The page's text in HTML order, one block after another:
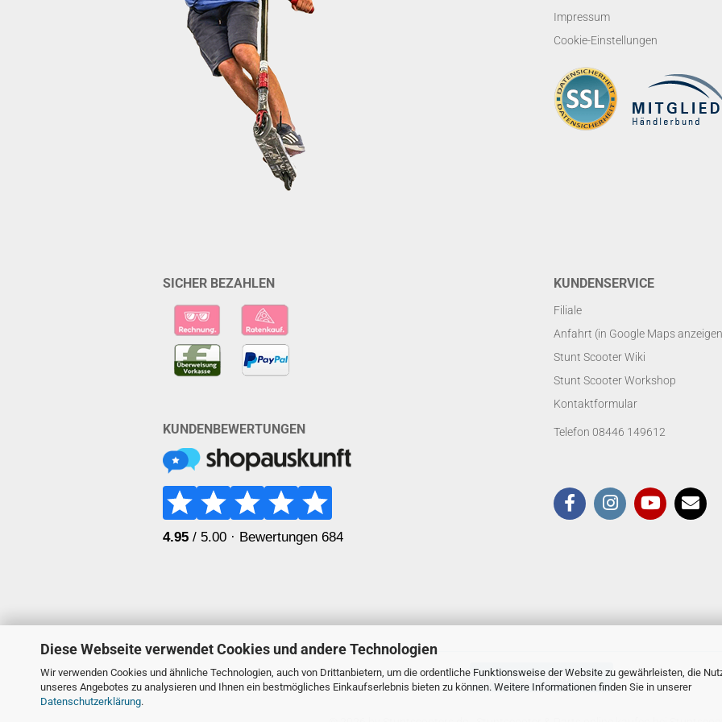
Diese Webseite verwendet Cookies und andere Technologien
Wir verwenden Cookies und ähnliche Technologien, auch von Drittanbietern, um die ordentliche Funktionsweise der Website zu gewährleisten, die
unseres Angebotes zu analysieren und Ihnen ein bestmögliches Einkaufserlebnis bieten zu können. Weitere Informationen finden Sie in unserer
Datenschutzerklärung.
Impressum
Cookie-Einstellungen
SICHER BEZAHLEN
KUNDENBEWERTUNGEN
KUNDENSERVICE
Filiale
Anfahrt (in Google Maps
Stunt Scooter Wiki
Stunt Scooter Workshop
Kontaktformular
Telefon 08446 149612
Vertrag widerrufen